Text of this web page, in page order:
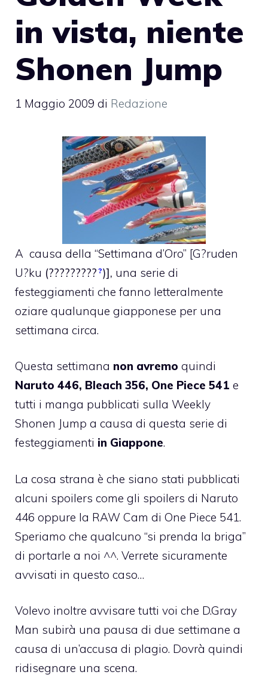
in vista, niente
Shonen Jump
1 Maggio 2009 di Redazione
A causa della “Settimana d’Oro” [G?ruden
U?ku (????????? ?)], una serie di
festeggiamenti che fanno letteralmente
oziare qualunque giapponese per una
settimana circa.
Questa settimana non avremo quindi
Naruto 446, Bleach 356, One Piece 541 e
tutti i manga pubblicati sulla Weekly
Shonen Jump a causa di questa serie di
festeggiamenti in Giappone.
La cosa strana è che siano stati pubblicati
alcuni spoilers come gli spoilers di Naruto
446 oppure la RAW Cam di One Piece 541.
Speriamo che qualcuno “si prenda la briga”
di portarle a noi ^^. Verrete sicuramente
avvisati in questo caso…
Volevo inoltre avvisare tutti voi che D.Gray
Man subirà una pausa di due settimane a
causa di un’accusa di plagio. Dovrà quindi
ridisegnare una scena.